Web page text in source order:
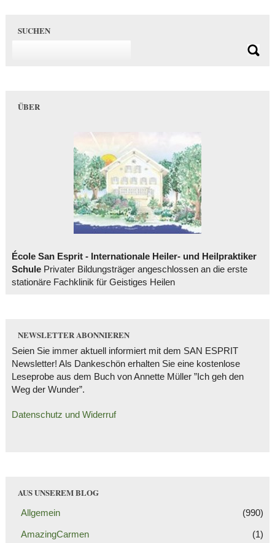
SUCHEN
ÜBER
École San Esprit - Internationale Heiler- und Heilpraktiker
SchulePrivater Bildungsträger angeschlossen an die erste
stationäre Fachklinik für Geistiges Heilen
NEWSLETTER ABONNIEREN
Seien Sie immer aktuell informiert mit dem SAN ESPRIT
Newsletter! Als Dankeschön erhalten Sie eine kostenlose
Leseprobe aus dem Buch von Annette Müller ”Ich geh den
Weg der Wunder”.
Datenschutz und Widerruf
AUS UNSEREM BLOG
Allgemein (990)
AmazingCarmen (1)